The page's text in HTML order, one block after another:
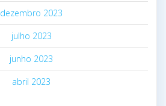
dezembro 2023
julho 2023
junho 2023
abril 2023